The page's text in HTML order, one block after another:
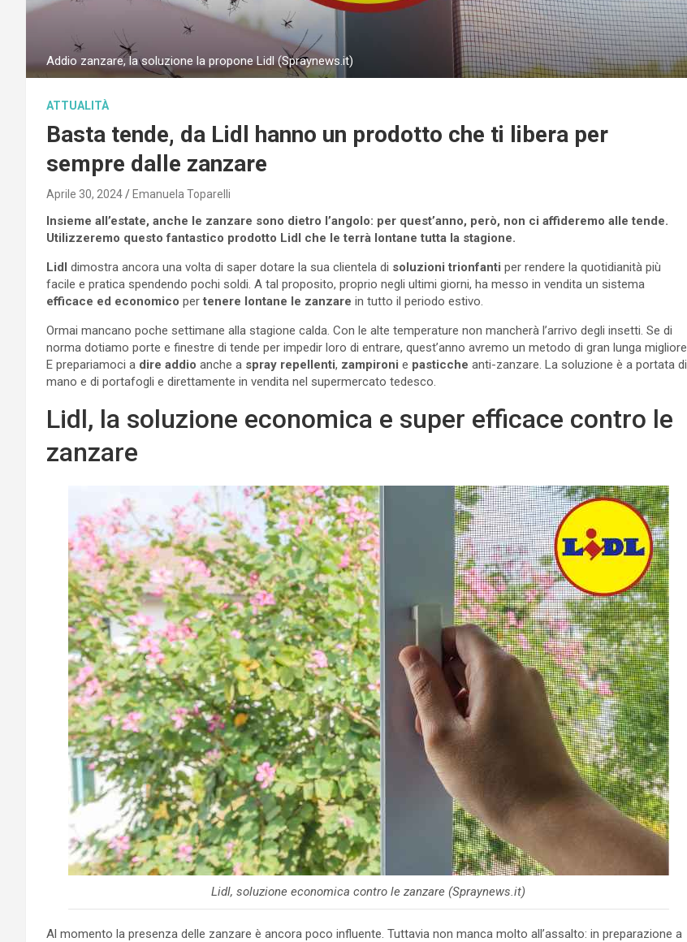
Addio zanzare, la soluzione la propone Lidl (Spraynews.it)
ATTUALITÀ
Basta tende, da Lidl hanno un prodotto che ti libera per
sempre dalle zanzare
Aprile 30, 2024 Emanuela Toparelli
Insieme all’estate, anche le zanzare sono dietro l’angolo: per quest’anno, però, non ci affideremo alle tende.
Utilizzeremo questo fantastico prodotto Lidl che le terrà lontane tutta la stagione.
Lidl dimostra ancora una volta di saper dotare la sua clientela di soluzioni trionfanti per rendere la quotidianità più
facile e pratica spendendo pochi soldi. A tal proposito, proprio negli ultimi giorni, ha messo in vendita un sistema
efficace ed economico pertenere lontane le zanzare in tutto il periodo estivo.
Ormai mancano poche settimane alla stagione calda. Con le alte temperature non mancherà l’arrivo degli insetti. Se di
norma dotiamo porte e finestre di tende per impedir loro di entrare, quest’anno avremo un metodo di gran lunga migliore.
E prepariamoci a dire addio anche a spray repellenti, zampironi e pasticche anti-zanzare. La soluzione è a portata di
mano e di portafogli e direttamente in vendita nel supermercato tedesco.
Lidl, la soluzione economica e super efficace contro le
zanzare
Lidl, soluzione economica contro le zanzare (Spraynews.it)
Al momento la presenza delle zanzare è ancora poco influente. Tuttavia non manca molto all’assalto: in preparazione a